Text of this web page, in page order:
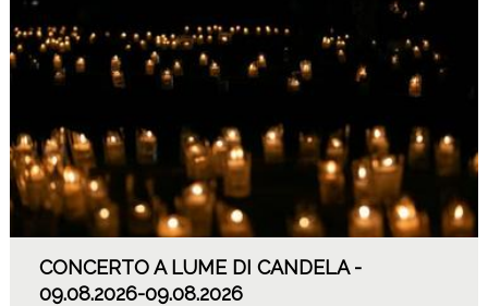
CONCERTO A LUME DI CANDELA
09.08.2026-09.08.2026